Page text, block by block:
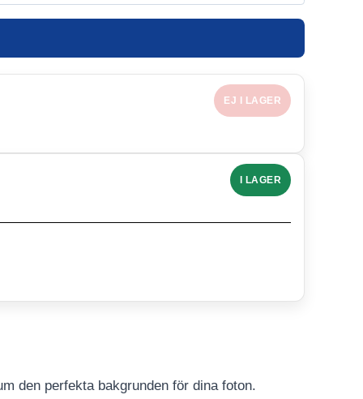
EJ I LAGER
I LAGER
den perfekta bakgrunden för dina foton.